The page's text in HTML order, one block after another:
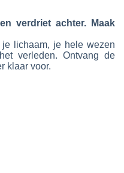
verdriet achter. Maak
lichaam, je hele wezen
verleden. Ontvang de
klaar voor.